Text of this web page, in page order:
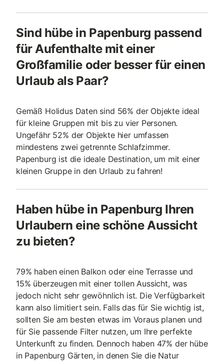
Sind hübe in Papenburg passend
für Aufenthalte mit einer
Großfamilie oder besser für einen
Urlaub als Paar?
Gemäß Holidus Daten sind 56% der Objekte ideal
für kleine Gruppen mit bis zu vier Personen.
Ungefähr 52% der Objekte hier umfassen
mindestens zwei getrennte Schlafzimmer.
Papenburg ist die ideale Destination, um mit einer
kleinen Gruppe in den Urlaub zu fahren!
Haben hübe in Papenburg Ihren
Urlaubern eine schöne Aussicht
zu bieten?
79% haben einen Balkon oder eine Terrasse und
15% überzeugen mit einer tollen Aussicht, was
jedoch nicht sehr gewöhnlich ist. Die Verfügbarkeit
kann also limitiert sein. Falls das für Sie wichtig ist,
sollten Sie am besten etwas im Voraus planen und
für Sie passende Filter nutzen, um Ihre perfekte
Unterkunft zu finden. Dennoch haben 47% der hübe
in Papenburg Gärten, in denen Sie die Natur